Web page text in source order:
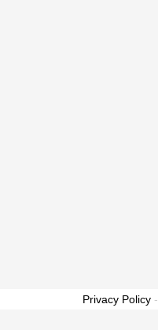
Privacy Policy -